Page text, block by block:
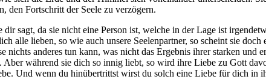
den Fortschritt der Seele zu verzögern.
sagt, da sie nicht eine Person ist, welche in der Lage ist
alle lieben, so wie auch unsere Seelenpartner, so scheint sie
anderes tun kann, was nicht das Ergebnis ihrer starken und
während sie dich so innig liebt, so wird ihre Liebe zu Gott
Und wenn du hinübertrittst wirst du solch eine Liebe für dich